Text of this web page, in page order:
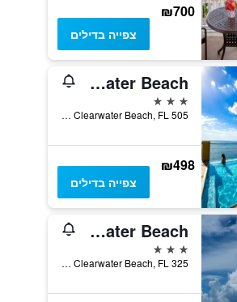
₪700
צפייה בדילים
Edge Hotel Clearwater Beach
3 כוכבים
505 South Gulfview Boulevard, Clearwater Beach, FL, ארצות הברית
₪498
צפייה בדילים
The Beachview Inn Clearwater Beach
3 כוכבים
325 South Gulfview Boulevard, Clearwater Beach, FL, ארצות הברית